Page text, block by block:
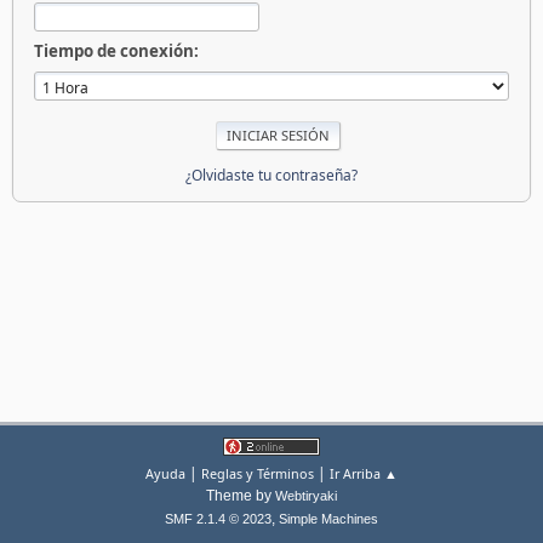
Tiempo de conexión:
¿Olvidaste tu contraseña?
Ayuda | Reglas y Términos | Ir Arriba ▲
Theme by Webtiryaki
SMF 2.1.4 © 2023, Simple Machines